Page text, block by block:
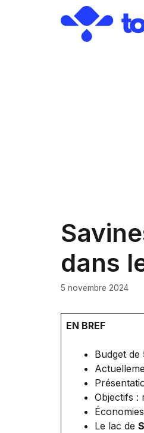
dans
5 novembre 2024
EN BREF
Budget de
Objectifs :
Le lac de